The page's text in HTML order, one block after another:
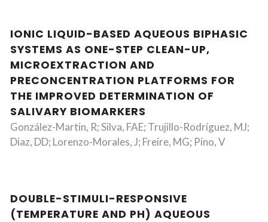
IONIC LIQUID-BASED AQUEOUS BIPHASIC
SYSTEMS AS ONE-STEP CLEAN-UP,
MICROEXTRACTION AND
PRECONCENTRATION PLATFORMS FOR
THE IMPROVED DETERMINATION OF
SALIVARY BIOMARKERS
González-Martin, R; Silva, FAE; Trujillo-Rodríguez, MJ;
Diaz, DD; Lorenzo-Morales, J; Freire, MG; Pino, V
DOUBLE-STIMULI-RESPONSIVE
(TEMPERATURE AND PH) AQUEOUS